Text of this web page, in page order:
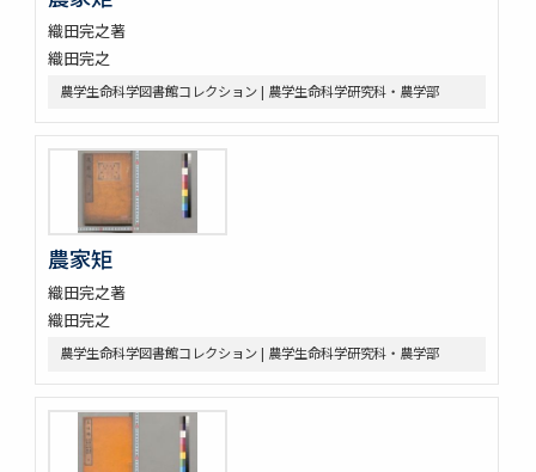
織田完之著
織田完之
農学生命科学図書館コレクション | 農学生命科学研究科・農学部
農家矩
織田完之著
織田完之
農学生命科学図書館コレクション | 農学生命科学研究科・農学部